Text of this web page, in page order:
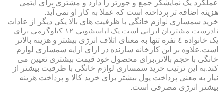
عملکرد یک نمایشگر جمع و جورتر را دارد و مشتری برای آیتمی
هزینه اضافه تر پرداخته است که عملا به کار او نمی آید.
خرید سمساری لوازم خانگی با ظرفیت های بالا یکی دیگر از عادات
نادرست مشتریان ایرانی است.یک لباسشویی ١٢ کیلوگرمی برای
یک خانواده ٤ نفره تنها به معنای اتلاف انرژی بیشتر و هزینه بالاتر
است.علاوه بر این کارخانه سازنده در ازای ارایه سمساری لوازم
خانگی با حجم بالاتر،برای محصول خود قیمت بیشتری تعیین می
کند.به این ترتیب خرید سمساری لوازم خانگی با ظرفیت بیشتر از
نیاز به معنی پرداخت پول بیشتر برای خرید کالا و پرداخت هزینه
بیشتر انرژی مصرفی است.